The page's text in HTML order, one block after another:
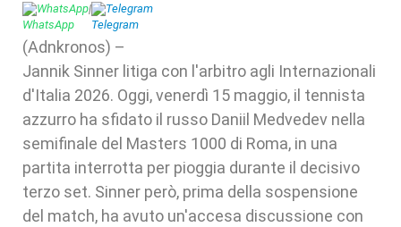
WhatsApp| Telegram
(Adnkronos) –
Jannik Sinner litiga con l'arbitro agli Internazionali
d'Italia 2026. Oggi, venerdì 15 maggio, il tennista
azzurro ha sfidato il russo Daniil Medvedev nella
semifinale del Masters 1000 di Roma, in una
partita interrotta per pioggia durante il decisivo
terzo set. Sinner però, prima della sospensione
del match, ha avuto un'accesa discussione con